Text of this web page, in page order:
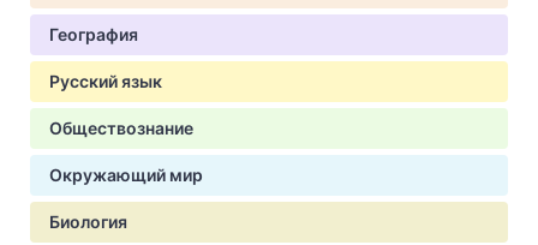
География
Русский язык
Обществознание
Окружающий мир
Биология